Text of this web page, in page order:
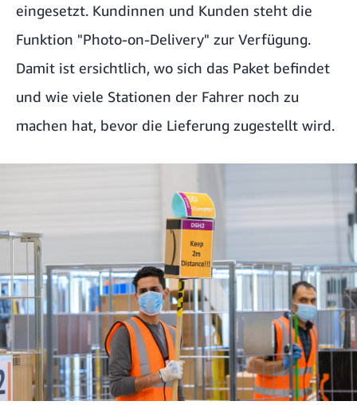
eingesetzt. Kundinnen und Kunden steht die
Funktion "Photo-on-Delivery" zur Verfügung.
Damit ist ersichtlich, wo sich das Paket befindet
und wie viele Stationen der Fahrer noch zu
machen hat, bevor die Lieferung zugestellt wird.